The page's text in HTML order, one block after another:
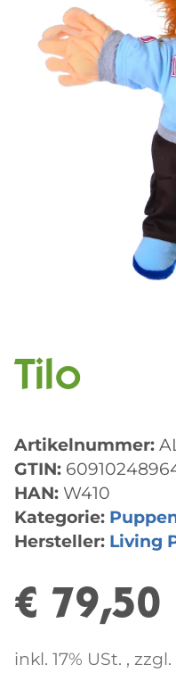
Tilo
Artikelnummer:
GTIN:
HAN: W410
Kategorie:
Hersteller: Living
€ 79,50
inkl. 17% USt. , zzgl.